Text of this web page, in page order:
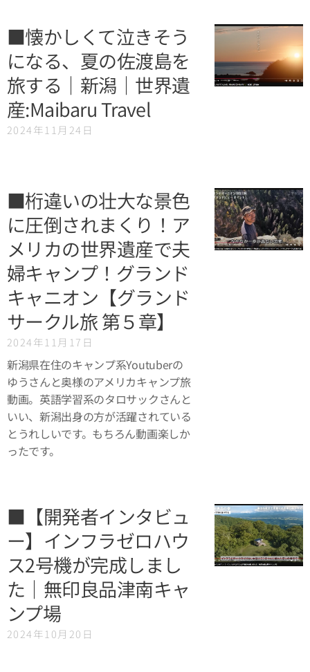
■懐かしくて泣きそう
になる、夏の佐渡島を
旅する｜新潟｜世界遺
産:Maibaru Travel
2024年11月24日
■桁違いの壮大な景色
に圧倒されまくり！ア
メリカの世界遺産で夫
婦キャンプ！グランド
キャニオン【グランド
サークル旅 第５章】
2024年11月17日
新潟県在住のキャンプ系Youtuberの
ゆうさんと奥様のアメリカキャンプ旅
動画。英語学習系のタロサックさんと
いい、新潟出身の方が活躍されている
とうれしいです。もちろん動画楽しか
ったです。
■【開発者インタビュ
ー】インフラゼロハウ
ス2号機が完成しまし
た｜無印良品津南キャ
ンプ場
2024年10月20日